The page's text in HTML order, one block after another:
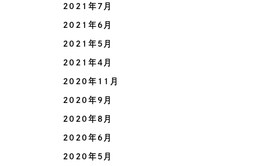
2021年7月
2021年6月
2021年5月
2021年4月
2020年11月
2020年9月
2020年8月
2020年6月
2020年5月